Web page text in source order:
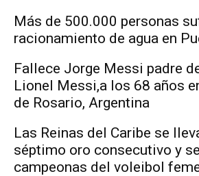
Más de 500.000 personas
racionamiento de agua en
Fallece Jorge Messi padre
Lionel Messi,a los 68 años
de Rosario, Argentina
Las Reinas del Caribe se
séptimo oro consecutivo y
campeonas del voleibol